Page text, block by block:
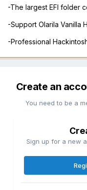
-The largest EFI folder
-Support Olarila Vanilla
-Professional
Create an
You need to be a
Sign up for a new